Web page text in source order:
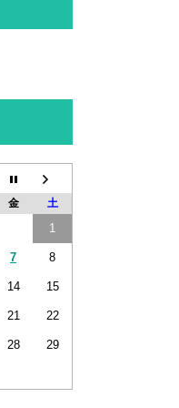
金 土
1
7 8
14 15
21 22
28 29